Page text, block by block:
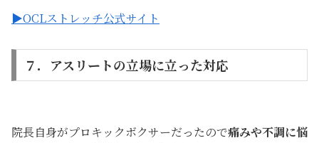
▶OCLストレッチ公式サイト
７．アスリートの立場に立った対応
院長自身がプロキックボクサーだったので痛みや不調に悩